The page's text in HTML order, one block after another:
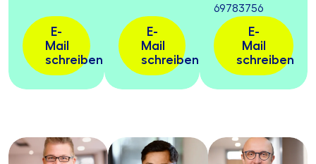
E-
Mail
schreiben
E-
Mail
schreiben
69783756
E-
Mail
schreiben